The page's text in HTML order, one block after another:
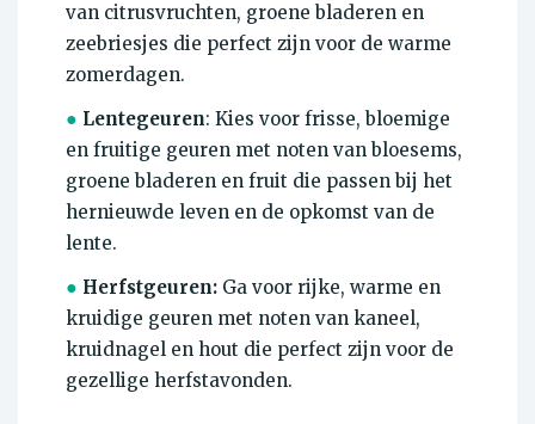
van citrusvruchten, groene bladeren en
zeebriesjes die perfect zijn voor de warme
zomerdagen.
● Lentegeuren: Kies voor frisse, bloemige
en fruitige geuren met noten van bloesems,
groene bladeren en fruit die passen bij het
hernieuwde leven en de opkomst van de
lente.
● Herfstgeuren: Ga voor rijke, warme en
kruidige geuren met noten van kaneel,
kruidnagel en hout die perfect zijn voor de
gezellige herfstavonden.